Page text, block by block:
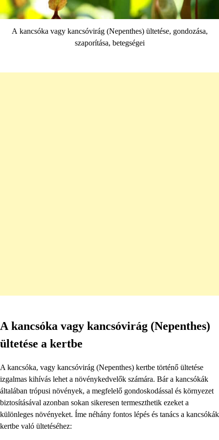
A kancsóka vagy kancsóvirág (Nepenthes) ültetése, gondozása,
szaporítása, betegségei
A kancsóka vagy kancsóvirág (Nepenthes)
ültetése a kertbe
A kancsóka, vagy kancsóvirág (Nepenthes) kertbe történő ültetése
izgalmas kihívás lehet a növénykedvelők számára. Bár a kancsókák
általában trópusi növények, a megfelelő gondoskodással és környezet
biztosításával azonban sokan sikeresen termeszthetik ezeket a
különleges növényeket. Íme néhány fontos lépés és tanács a kancsókák
kertbe való ültetéséhez: